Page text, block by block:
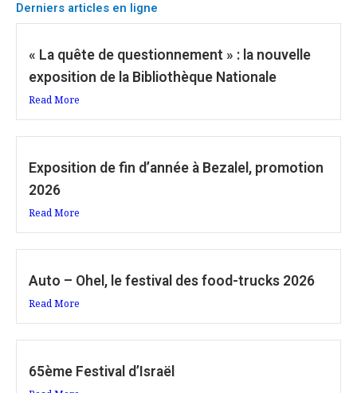
Derniers articles en ligne
« La quête de questionnement » : la nouvelle
exposition de la Bibliothèque Nationale
Read More
Exposition de fin d’année à Bezalel, promotion
2026
Read More
Auto – Ohel, le festival des food-trucks 2026
Read More
65ème Festival d’Israël